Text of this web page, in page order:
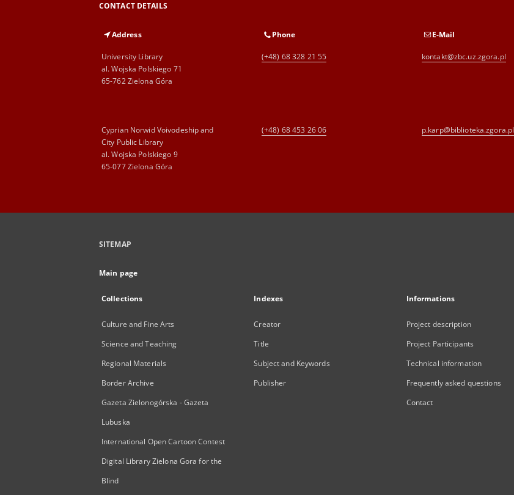
CONTACT DETAILS
Address
University Library
al. Wojska Polskiego 71
65-762 Zielona Góra
Phone
(+48) 68 328 21 55
E-Mail
kontakt@zbc.uz.zgora.pl
Cyprian Norwid Voivodeship and
City Public Library
al. Wojska Polskiego 9
65-077 Zielona Góra
(+48) 68 453 26 06 p.karp@biblioteka.zgora.pl
SITEMAP
Main page
Collections
Culture and Fine Arts
Science and Teaching
Regional Materials
Border Archive
Gazeta Zielonogórska - Gazeta
Lubuska
International Open Cartoon Contest
Digital Library Zielona Gora for the
Blind
Indexes
Creator
Title
Subject and Keywords
Publisher
Informations
Project description
Project Participants
Technical information
Frequently asked questions
Contact